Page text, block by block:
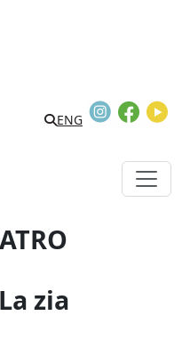
Search
ENG
Instagram
zia